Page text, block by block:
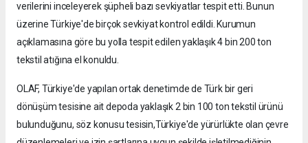
verilerini inceleyerek şüpheli bazı sevkiyatlar tespit etti. Bunun
üzerine Türkiye'de birçok sevkiyat kontrol edildi. Kurumun
açıklamasına göre bu yolla tespit edilen yaklaşık 4 bin 200 ton
tekstil atığına el konuldu.
OLAF, Türkiye'de yapılan ortak denetimde de Türk bir geri
dönüşüm tesisine ait depoda yaklaşık 2 bin 100 ton tekstil ürünü
bulunduğunu, söz konusu tesisin,Türkiye'de yürürlükte olan çevre